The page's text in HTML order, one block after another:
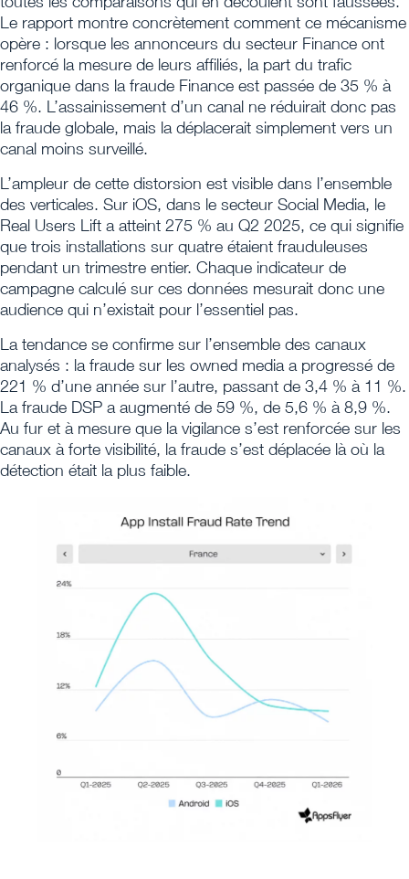
Le rapport montre concrètement comment ce mécanisme
opère : lorsque les annonceurs du secteur Finance ont
renforcé la mesure de leurs affiliés, la part du trafic
organique dans la fraude Finance est passée de 35 % à
46 %. L’assainissement d’un canal ne réduirait donc pas
la fraude globale, mais la déplacerait simplement vers un
canal moins surveillé.
L’ampleur de cette distorsion est visible dans l’ensemble
des verticales. Sur iOS, dans le secteur Social Media, le
Real Users Lift a atteint 275 % au Q2 2025, ce qui signifie
que trois installations sur quatre étaient frauduleuses
pendant un trimestre entier. Chaque indicateur de
campagne calculé sur ces données mesurait donc une
audience qui n’existait pour l’essentiel pas.
La tendance se confirme sur l’ensemble des canaux
analysés : la fraude sur les owned media a progressé de
221 % d’une année sur l’autre, passant de 3,4 % à 11 %.
La fraude DSP a augmenté de 59 %, de 5,6 % à 8,9 %.
Au fur et à mesure que la vigilance s’est renforcée sur les
canaux à forte visibilité, la fraude s’est déplacée là où la
détection était la plus faible.